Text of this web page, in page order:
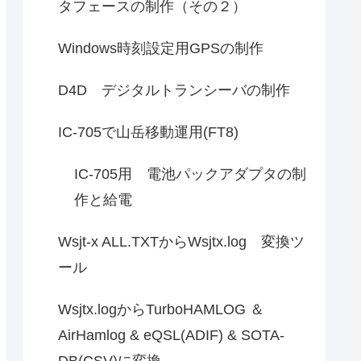
タフェースの制作（その２）
Windows時刻設定用GPSの制作
D4D デジタルトランシーバの制作
IC-705で山岳移動運用(FT8)
IC-705用 電池パックアダプタの制
作と給電
Wsjt-x ALL.TXTからWsjtx.log 変換ツ
ール
Wsjtx.logからTurboHAMLOG ＆
AirHamlog & eQSL(ADIF) & SOTA-